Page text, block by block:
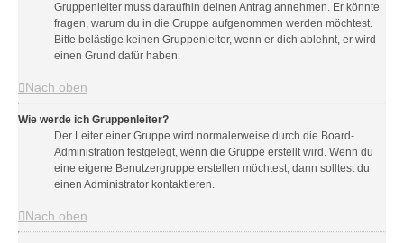
Gruppenleiter muss daraufhin deinen Antrag annehmen. Er könnte
fragen, warum du in die Gruppe aufgenommen werden möchtest.
Bitte belästige keinen Gruppenleiter, wenn er dich ablehnt, er wird
einen Grund dafür haben.
Nach oben
Wie werde ich Gruppenleiter?
Der Leiter einer Gruppe wird normalerweise durch die Board-
Administration festgelegt, wenn die Gruppe erstellt wird. Wenn du
eine eigene Benutzergruppe erstellen möchtest, dann solltest du
einen Administrator kontaktieren.
Nach oben